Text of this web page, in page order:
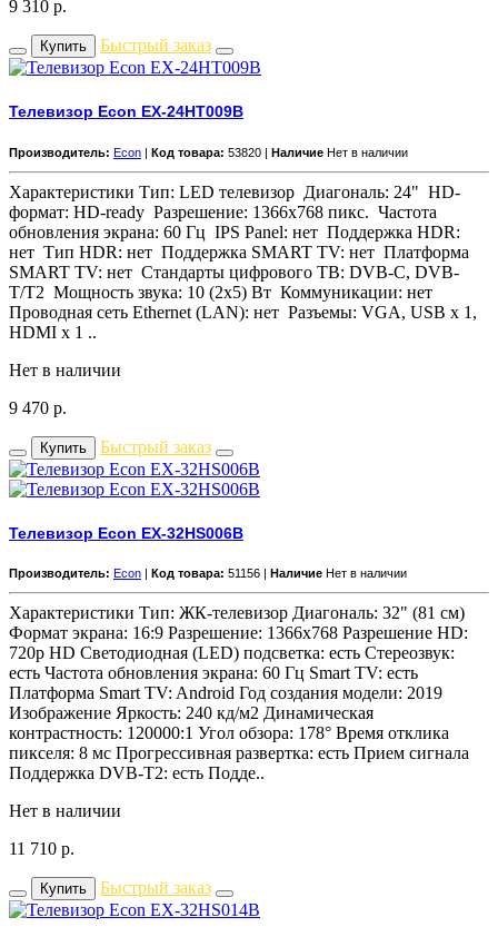
9 310 р.
Купить Быстрый заказ
Телевизор Econ EX-24HT009B
Производитель: Econ | Код товара: 53820 | Наличие Нет в наличии
Характеристики Тип: LED телевизор Диагональ: 24" HD-
формат: HD-ready Разрешение: 1366x768 пикс. Частота
обновления экрана: 60 Гц IPS Panel: нет Поддержка HDR:
нет Тип HDR: нет Поддержка SMART TV: нет Платформа
SMART TV: нет Стандарты цифрового ТВ: DVB-C, DVB-
T/T2 Мощность звука: 10 (2x5) Вт Коммуникации: нет
Проводная сеть Ethernet (LAN): нет Разъемы: VGA, USB х 1,
HDMI х 1 ..
Нет в наличии
9 470 р.
Купить Быстрый заказ
Телевизор Econ EX-32HS006B
Производитель: Econ | Код товара: 51156 | Наличие Нет в наличии
Характеристики Тип: ЖК-телевизор Диагональ: 32" (81 см)
Формат экрана: 16:9 Разрешение: 1366x768 Разрешение HD:
720p HD Светодиодная (LED) подсветка: есть Стереозвук:
есть Частота обновления экрана: 60 Гц Smart TV: есть
Платформа Smart TV: Android Год создания модели: 2019
Изображение Яркость: 240 кд/м2 Динамическая
контрастность: 120000:1 Угол обзора: 178° Время отклика
пикселя: 8 мс Прогрессивная развертка: есть Прием сигнала
Поддержка DVB-T2: есть Подде..
Нет в наличии
11 710 р.
Купить Быстрый заказ